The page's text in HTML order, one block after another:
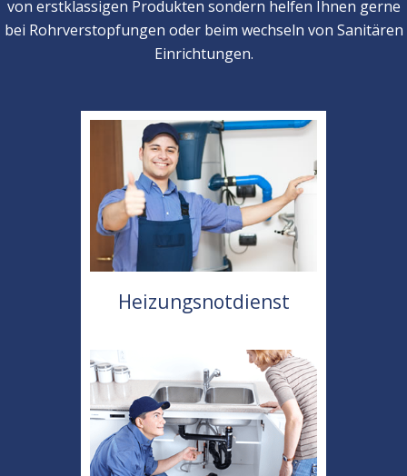
von erstklassigen Produkten sondern helfen Ihnen gerne
bei Rohrverstopfungen oder beim wechseln von Sanitären
Einrichtungen.
Heizungsnotdienst